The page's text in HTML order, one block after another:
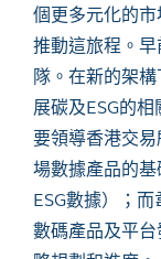
個更多元化的
推動這旅程。
隊。在新的架
展碳及ESG的相
要領導香港交
場數據產品的
ESG數據）；而
數碼產品及平